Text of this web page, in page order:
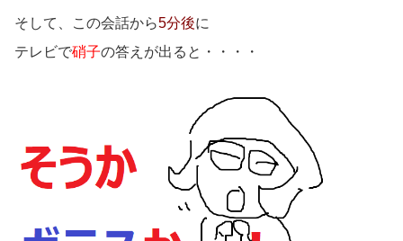
そして、この会話から5分後に
テレビで硝子の答えが出ると・・・・